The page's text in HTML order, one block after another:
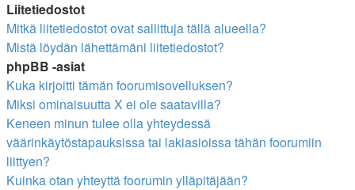
Liitetiedostot
Mitkä liitetiedostot ovat sallittuja tällä alueella?
Mistä löydän lähettämäni liitetiedostot?
phpBB -asiat
Kuka kirjoitti tämän foorumisovelluksen?
Miksi ominaisuutta X ei ole saatavilla?
Keneen minun tulee olla yhteydessä
väärinkäytöstapauksissa tai lakiasioissa tähän foorumiin
liittyen?
Kuinka otan yhteyttä foorumin ylläpitäjään?